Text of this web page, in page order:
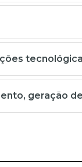
geração